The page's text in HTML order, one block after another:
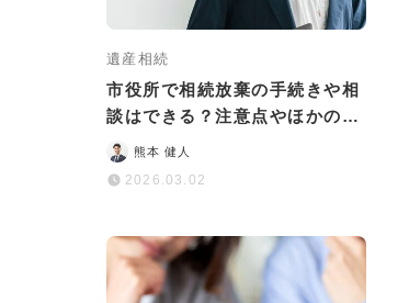
遺産相続
市役所で相続放棄の手続きや相
談はできる？注意点やほかの無
料相談先も解説
熊本 健人
2026.03.02